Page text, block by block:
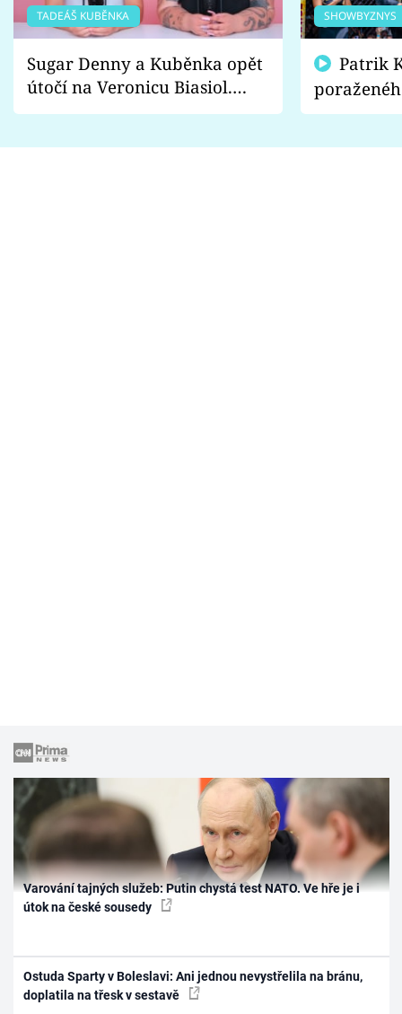
TADEÁŠ KUBĚNKA
Sugar Denny a Kuběnka opět
útočí na Veronicu Biasiol.
Proč je podle nich falešná a
SHOWBYZNYS
fanoušci
Varování tajných služeb: Putin chystá test NATO. Ve hře je i
útok na české sousedy
Ostuda Sparty v Boleslavi: Ani jednou nevystřelila na bránu,
doplatila na třesk v sestavě